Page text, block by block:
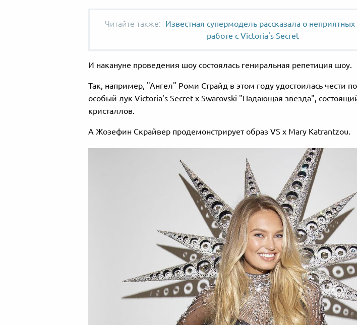
Известная супермодель рассказала о
работе с Victoria's Secret
И накануне проведения шоу состоялась гениральная репетиция шоу.
Так, например, "Ангел" Роми Страйд в этом году удостоилась чести
особый лук Victoria’s Secret x Swarovski "Падающая звезда",
кристаллов.
А Жозефин Скрайвер продемонстрирует образ VS x Mary Katrantzou.